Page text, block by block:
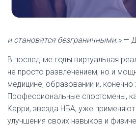
и становятся безграничными.»—
В последние годы виртуальная
не просто развлечением, но и
медицине, образовании и, конечно
Профессиональные спортсмены,
Карри, звезда НБА, уже применяют
улучшения своих навыков и